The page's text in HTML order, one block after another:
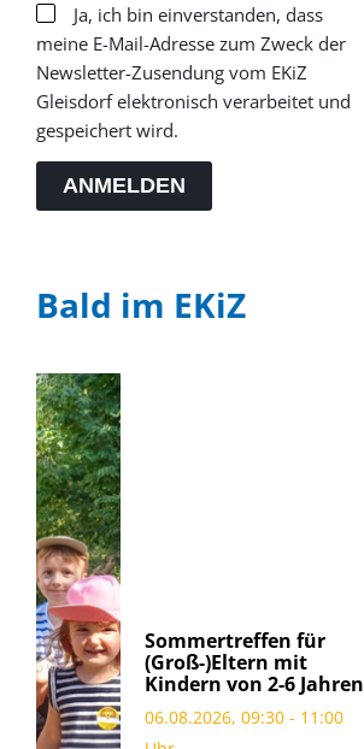
Ja, ich bin einverstanden, dass
meine E-Mail-Adresse zum Zweck der
Newsletter-Zusendung vom EKiZ
Gleisdorf elektronisch verarbeitet und
gespeichert wird.
ANMELDEN
Bald im EKiZ
Sommertreffen für
(Groß-)Eltern mit
Kindern von 2-6 Jahren
06.08.2026, 09:30 - 11:00